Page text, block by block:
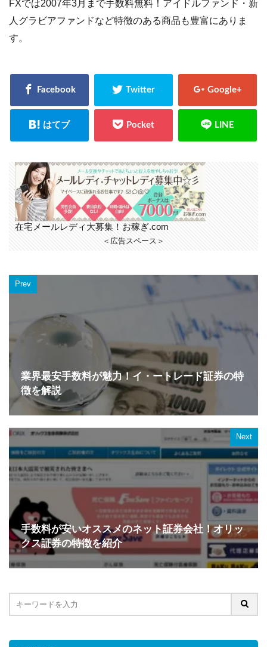
FXでは2007年3月まで手数料無料！アイドルファンド・新
人グラビアファンドなど特徴のある商品も豊富にありま
す。
在宅メールレディ大募集！お稼ぎ.com
＜広告スペース＞
Prev
業界最安手数料が魅力！イ・ートレード証券の特
徴を解説
Next
手数料が安いオススメのネット証券会社！オリッ
クス証券の特徴を紹介